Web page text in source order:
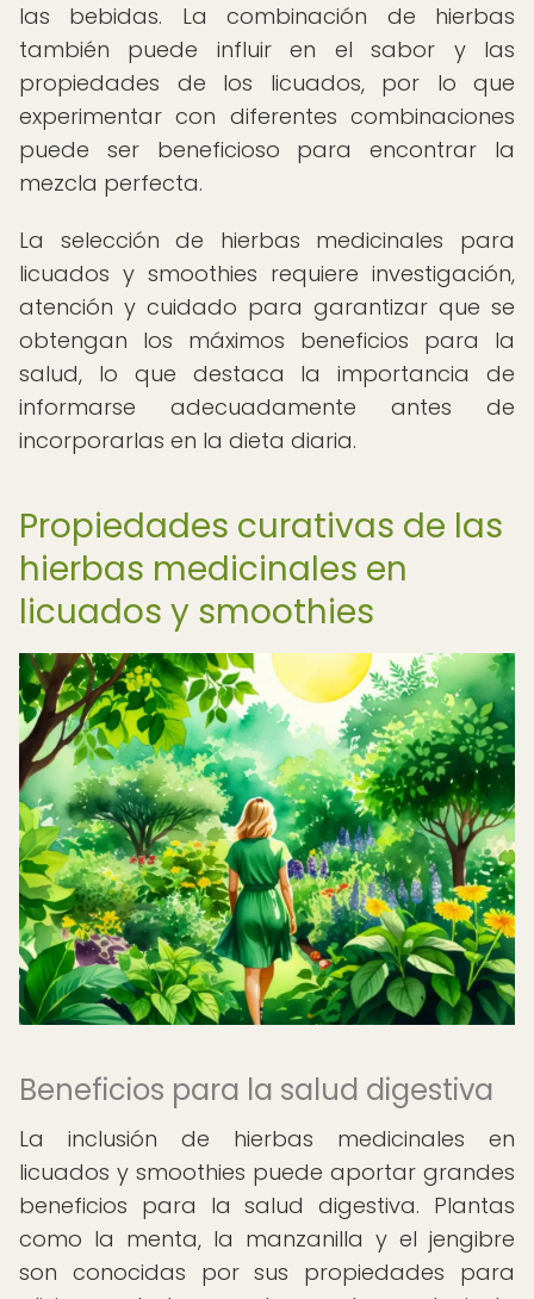
las bebidas. La combinación de hierbas
también puede influir en el sabor y las
propiedades de los licuados, por lo que
experimentar con diferentes combinaciones
puede ser beneficioso para encontrar la
mezcla perfecta.
La selección de hierbas medicinales para
licuados y smoothies requiere investigación,
atención y cuidado para garantizar que se
obtengan los máximos beneficios para la
salud, lo que destaca la importancia de
informarse adecuadamente antes de
incorporarlas en la dieta diaria.
Propiedades curativas de las
hierbas medicinales en
licuados y smoothies
Beneficios para la salud digestiva
La inclusión de hierbas medicinales en
licuados y smoothies puede aportar grandes
beneficios para la salud digestiva. Plantas
como la menta, la manzanilla y el jengibre
son conocidas por sus propiedades para